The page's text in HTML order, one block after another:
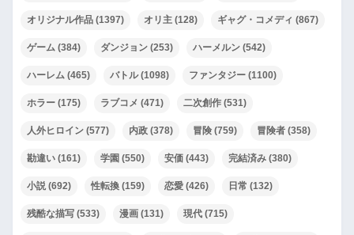
オリジナル作品 (1397) オリ主 (128) ギャグ・コメディ (867)
ゲーム (384) ダンジョン (253) ハーメルン (542)
ハーレム (465) バトル(1098) ファンタジー (1100)
ホラー (175) ラブコメ (471) 二次創作 (531)
人外ヒロイン (577) 内政 (378) 冒険 (759) 冒険者 (358)
勘違い (161) 学園 (550) 安価 (443) 完結済み (380)
小説(692) 性転換 (159) 恋愛 (426) 日常 (132)
残酷な描写 (533) 漫画 (131) 現代 (715)